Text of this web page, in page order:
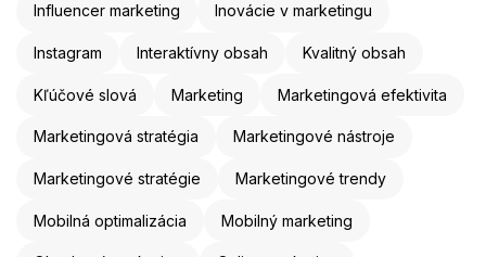
Influencer marketing Inovácie v marketingu
Instagram Interaktívny obsah Kvalitný obsah
Kľúčové slová Marketing Marketingová efektivita
Marketingová stratégia Marketingové nástroje
Marketingové stratégie Marketingové trendy
Mobilná optimalizácia Mobilný marketing